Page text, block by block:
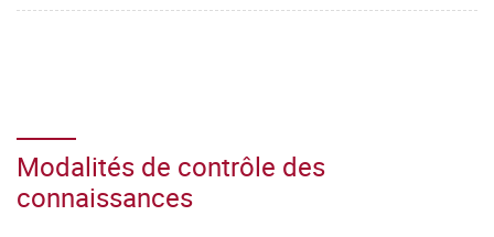
Modalités de contrôle des
connaissances